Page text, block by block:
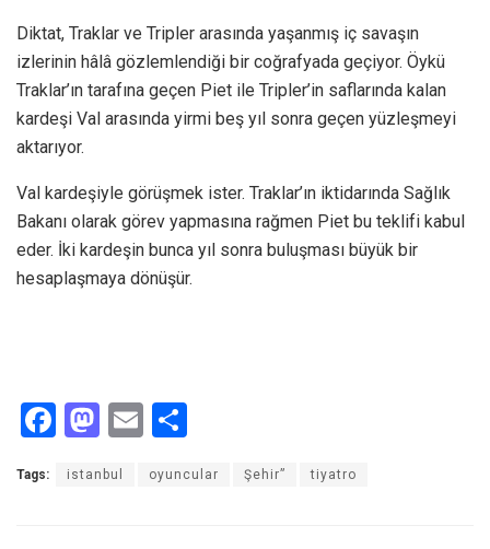
Diktat, Traklar ve Tripler arasında yaşanmış iç savaşın
izlerinin hâlâ gözlemlendiği bir coğrafyada geçiyor. Öykü
Traklar’ın tarafına geçen Piet ile Tripler’in saflarında kalan
kardeşi Val arasında yirmi beş yıl sonra geçen yüzleşmeyi
aktarıyor.
Val kardeşiyle görüşmek ister. Traklar’ın iktidarında Sağlık
Bakanı olarak görev yapmasına rağmen Piet bu teklifi kabul
eder. İki kardeşin bunca yıl sonra buluşması büyük bir
hesaplaşmaya dönüşür.
F
ce
M
st
E
ail ar
Tags: istanbul oyuncular Şehir” tiyatro